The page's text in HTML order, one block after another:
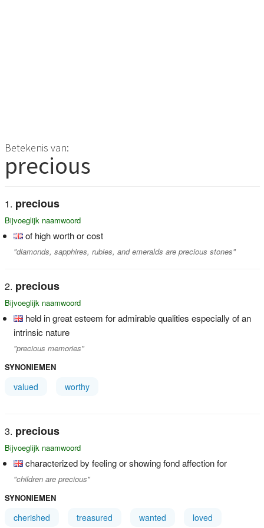
Betekenis van:
precious
precious
Bijvoeglijk naamwoord
of high worth or cost
"diamonds, sapphires, rubies, and emeralds are precious stones"
precious
Bijvoeglijk naamwoord
held in great esteem for admirable qualities especially of an
intrinsic nature
"precious memories"
SYNONIEMEN
valued worthy
precious
Bijvoeglijk naamwoord
characterized by feeling or showing fond affection for
"children are precious"
SYNONIEMEN
cherished treasured wanted loved